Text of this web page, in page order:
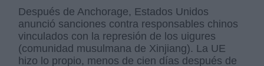
Después de Anchorage, Estados Unidos
anunció sanciones contra responsables chinos
vinculados con la represión de los uigures
(comunidad musulmana de Xinjiang). La UE
hizo lo propio, menos de cien días después de